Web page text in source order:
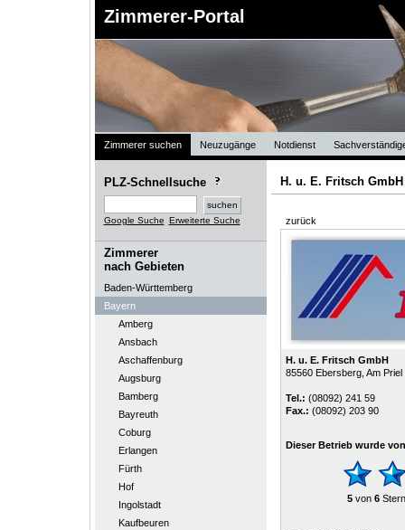
Zimmerer-Portal
Zimmerer suchen Neuzugänge Notdienst
PLZ-Schnellsuche
Google Suche Erweiterte Suche
Zimmerer
nach Gebieten
Baden-Württemberg
Bayern
Amberg
Ansbach
Aschaffenburg
Augsburg
Bamberg
Bayreuth
Coburg
Erlangen
Fürth
Hof
Ingolstadt
Kaufbeuren
H. u. E. Fritsch GmbH
zurück
H. u. E. Fritsch GmbH
85560 Ebersberg, Am Priel
Tel.: (08092) 241 59
Fax.: (08092) 203 90
Dieser Betrieb wurde
5von 6